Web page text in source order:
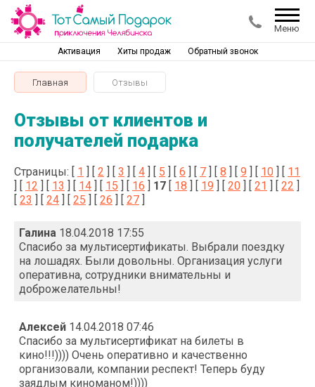
Меню
Активация Хиты продаж Обратный звонок
Главная Отзывы
Отзывы от клиентов и
получателей подарка
Страницы: [ 1 ] [ 2 ] [ 3 ] [ 4 ] [ 5 ] [ 6 ] [ 7 ] [ 8 ] [ 9 ] [ 10 ] [ 11
] [ 12 ] [ 13 ] [ 14 ] [ 15 ] [ 16 ] 17 [ 18 ] [ 19 ] [ 20 ] [ 21 ] [ 22 ]
[ 23 ] [ 24 ] [ 25 ] [ 26 ] [ 27 ]
Галина 18.04.2018 17:55
Спасибо за мультисертификаты. Выбрали поездку
на лошадях. Были довольны. Организация услуги
оперативна, сотрудники внимательны и
доброжелательны!
Алексей 14.04.2018 07:46
Спасибо за мультисертификат на билеты в
кино!!!)))) Очень оперативно и качественно
организовали, компании респект! Теперь буду
заядлым киноманом!))))